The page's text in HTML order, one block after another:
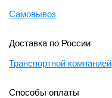
Самовывоз
Доставка по России
Транспортной компанией
Способы оплаты